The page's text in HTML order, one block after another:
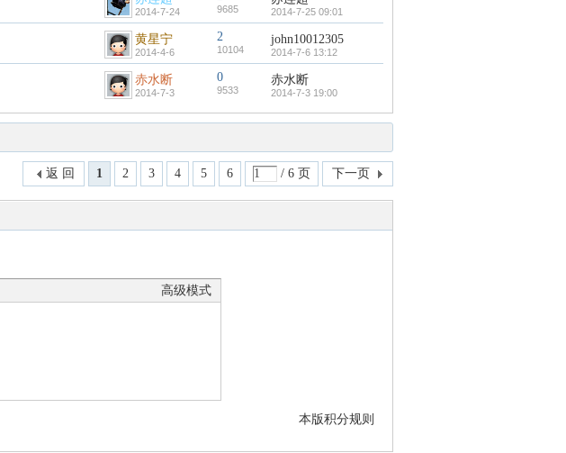
2014-7-24 9685 2014-7-25 09:01
黄星宁
2014-4-6
2
10104
john10012305
2014-7-6 13:12
赤水断
2014-7-3
0
9533
赤水断
2014-7-3 19:00
1 2 3 4 5 6 / 6 页 下一页
返 回
高级模式
本版积分规则